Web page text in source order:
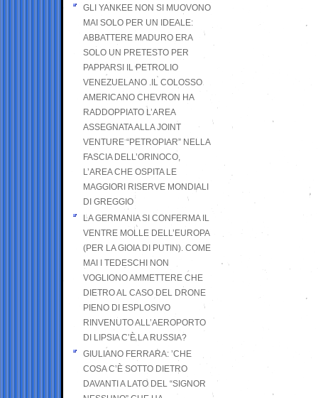
GLI YANKEE NON SI MUOVONO
MAI SOLO PER UN IDEALE:
ABBATTERE MADURO ERA
SOLO UN PRETESTO PER
PAPPARSI IL PETROLIO
VENEZUELANO .IL COLOSSO
AMERICANO CHEVRON HA
RADDOPPIATO L’AREA
ASSEGNATA ALLA JOINT
VENTURE “PETROPIAR” NELLA
FASCIA DELL’ORINOCO,
L’AREA CHE OSPITA LE
MAGGIORI RISERVE MONDIALI
DI GREGGIO
LA GERMANIA SI CONFERMA IL
VENTRE MOLLE DELL’EUROPA
(PER LA GIOIA DI PUTIN). COME
MAI I TEDESCHI NON
VOGLIONO AMMETTERE CHE
DIETRO AL CASO DEL DRONE
PIENO DI ESPLOSIVO
RINVENUTO ALL’AEROPORTO
DI LIPSIA C’È LA RUSSIA?
GIULIANO FERRARA: ’CHE
COSA C’È SOTTO DIETRO
DAVANTI A LATO DEL “SIGNOR